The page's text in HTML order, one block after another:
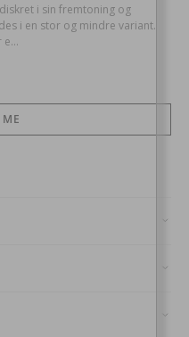
i sin fremtoning og
i en stor og mindre variant.